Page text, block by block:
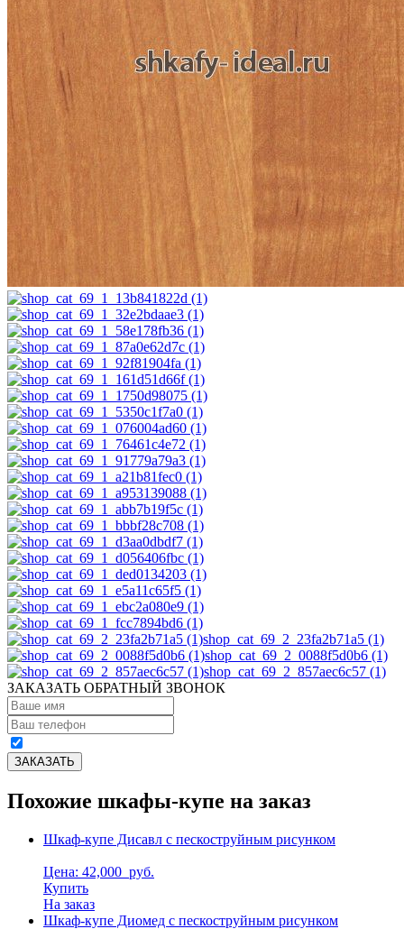
shop_cat_69_2_23fa2b71a5 (1)
shop_cat_69_2_0088f5d0b6 (1)
shop_cat_69_2_857aec6c57 (1)
ЗАКАЗАТЬ ОБРАТНЫЙ ЗВОНОК
Похожие шкафы-купе на заказ
Шкаф-купе Дисавл с пескоструйным рисунком
Цена: 42,000 руб.
Купить
На заказ
Шкаф-купе Диомед с пескоструйным рисунком